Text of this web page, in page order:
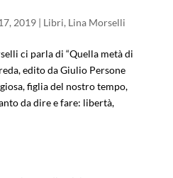
2019| Libri, Lina Morselli
ci parla di “Quella metà di
edito da Giulio Persone
figlia del nostro tempo,
da dire e fare: libertà,